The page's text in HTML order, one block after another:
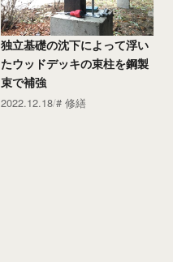
独立基礎の沈下によって浮い
たウッドデッキの束柱を鋼製
束で補強
2022.12.18 修繕